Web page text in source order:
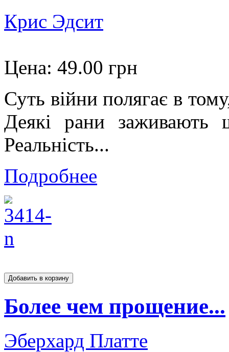
Крис Эдсит
Цена: 49.00 грн
Суть війни полягає в
Деякі рани
Реальність...
Подробнее
Более чем прощение...
Эберхард Платте